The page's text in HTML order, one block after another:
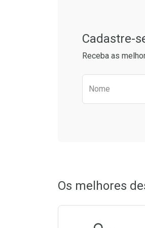
Ativar Desconto
Cadastre-
Receba as
Preencha
Nome
Os melhores